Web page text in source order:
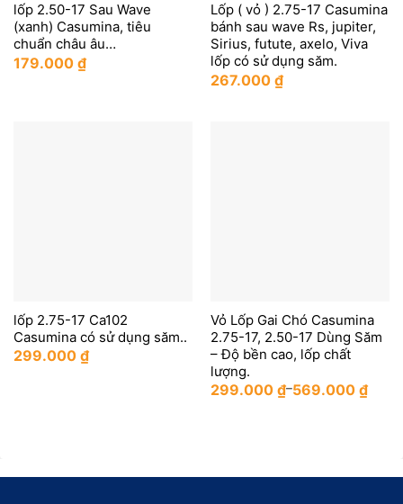
lốp 2.50-17 Sau Wave
(xanh) Casumina, tiêu
chuẩn châu âu…
179.000 ₫
Lốp ( vỏ ) 2.75-17 Casumina
bánh sau wave Rs, jupiter,
Sirius, futute, axelo, Viva
lốp có sử dụng săm.
267.000 ₫
lốp 2.75-17 Ca102
Casumina có sử dụng săm..
299.000 ₫
Vỏ Lốp Gai Chó Casumina
2.75-17, 2.50-17 Dùng Săm
– Độ bền cao, lốp chất
lượng.
299.000 ₫–569.000 ₫